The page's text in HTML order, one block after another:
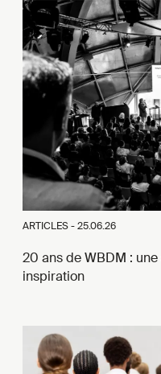
ARTICLES -25.06.26
20 ans de WBDM :
inspiration